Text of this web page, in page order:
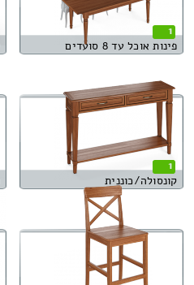
1
פינות אוכל עד 8 סועדים
1
קונסולה/כוננית